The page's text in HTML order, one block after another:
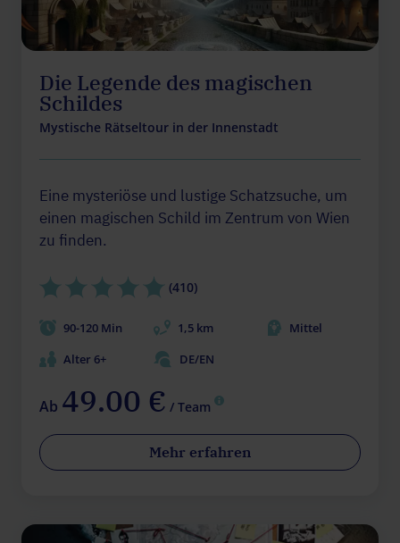
Die Legende des magischen
Schildes
Mystische Rätseltour in der Innenstadt
Eine mysteriöse und lustige Schatzsuche, um
einen magischen Schild im Zentrum von Wien
zu finden.
(410)
90-120 Min 1,5 km
Mittel
Alter 6+
DE/EN
Ab 49.00 € / Team
Mehr erfahren